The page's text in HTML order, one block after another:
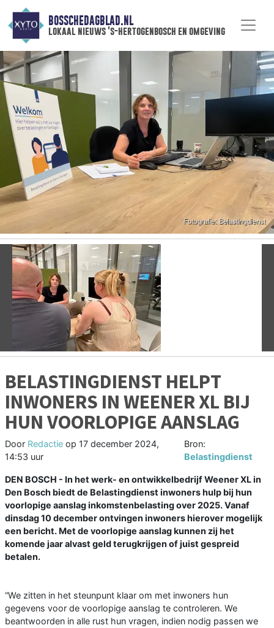
BOSSCHEDAGBLAD.NL
lokaal nieuws 's-hertogenbosch en omgeving
Vorige
BELASTINGDIENST HELPT
INWONERS IN WEENER XL BIJ
HUN VOORLOPIGE AANSLAG
Door Redactie op 17 december 2024,
14:53 uur
Bron:
Belastingdienst
DEN BOSCH - In het werk- en ontwikkelbedrijf Weener XL in
Den Bosch biedt de Belastingdienst inwoners hulp bij hun
voorlopige aanslag inkomstenbelasting over 2025. Vanaf
dinsdag 10 december ontvingen inwoners hierover mogelijk
een bericht. Met de voorlopige aanslag kunnen zij het
komende jaar alvast geld terugkrijgen of juist gespreid
betalen.
“We zitten in het steunpunt klaar om met inwoners hun
gegevens voor de voorlopige aanslag te controleren. We
beantwoorden in alle rust hun vragen, indien nodig passen we